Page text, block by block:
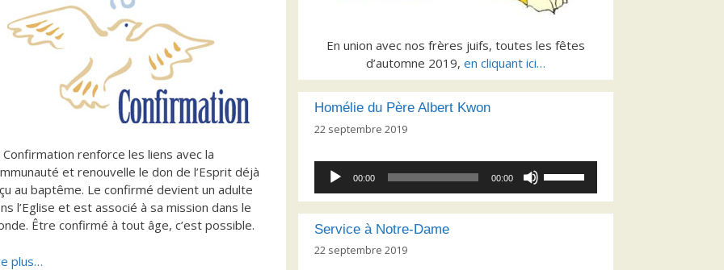
En union avec nos frères juifs, toutes les fêtes
d’automne 2019, en cliquant ici…
Confirmation renforce les liens avec la
et renouvelle le don de l’Esprit déjà
au baptême. Le confirmé devient un adulte
l’Eglise et est associé à sa mission dans le
Être confirmé à tout âge, c’est possible.
plus…
Homélie du Père Albert Kwon
22 septembre 2019
Lecteur
audio
00:00 00:00
flèches
Service à Notre-Dame
22 septembre 2019